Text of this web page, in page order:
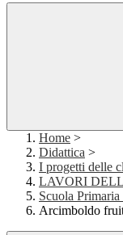
Home >
Didattica >
I progetti delle
LAVORI
Scuola
Arcimboldo